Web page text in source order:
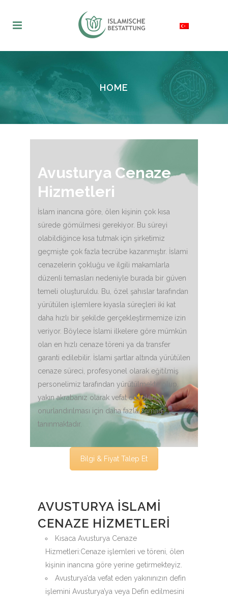
HOME
Avusturya Cenaze
Hizmetleri
İslam inancına göre, ölen kişinin çok kısa
sürede gömülmesi gerekiyor. Bu süreyi
olabildiğince kısa tutmak için şirketimiz
geçmişte çok fazla tecrübe kazanmıştır. İslami
cenazelerin çokluğu ve ilgili makamlarla
düzenli temasları nedeniyle burada bir güven
temeli oluşturuldu. Bu, özel şahıslar tarafından
yürütülen işlemlere kıyasla süreçleri iki kat
daha hızlı bir şekilde gerçekleştirmemize izin
veriyor. Böylece İslami ilkelere göre mümkün
olan en hızlı cenaze töreni ya da transfer
garanti edilebilir. İslami şartlar altında yürütülen
cenaze süreci, profesyonel olarak eğitilmiş
personelimiz tarafından yürütülmekte olup,
yakın akrabanız olarak vefat edenlerin
onurlandırılması için daha fazla zaman
tanınmaktadır.
Bilgi & Fiyat Talep Et
AVUSTURYA İSLAMI
CENAZE HIZMETLERI
Kısaca Avusturya Cenaze
Hizmetleri:Cenaze işlemleri ve töreni, ölen
kişinin inancına göre yerine getirmekteyiz.
Avusturya’da vefat eden yakınınızın defin
işlemini Avusturya’ya veya Defin edilmesini